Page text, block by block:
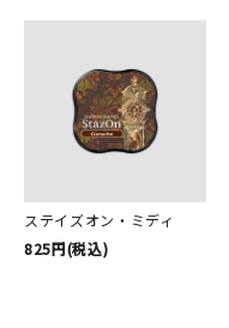
ステイズオン・ミディ
825円(税込)